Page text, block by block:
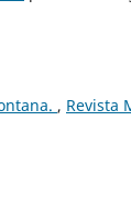
, Revista